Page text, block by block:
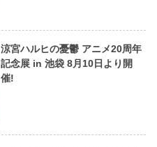
涼宮ハルヒの憂鬱 アニメ20周年
記念展 in 池袋 8月10日より開
催!